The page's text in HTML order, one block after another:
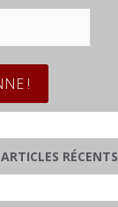
ARTICLES RÉCENTS